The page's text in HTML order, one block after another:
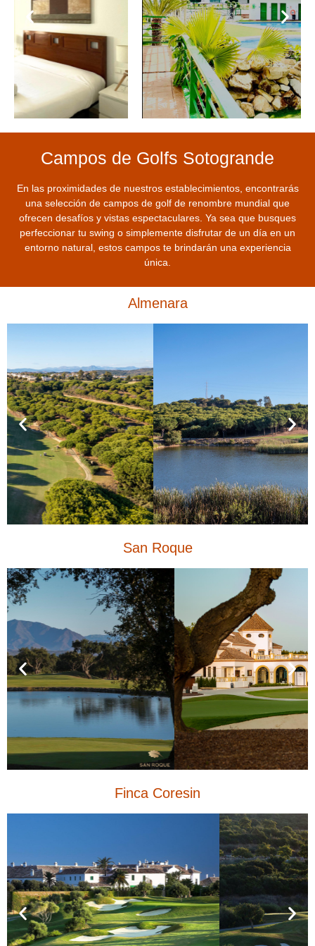
Campos de Golfs Sotogrande
En las proximidades de nuestros establecimientos, encontrarás
una selección de campos de golf de renombre mundial que
ofrecen desafíos y vistas espectaculares. Ya sea que busques
perfeccionar tu swing o simplemente disfrutar de un día en un
entorno natural, estos campos te brindarán una experiencia
única.​
Almenara
San Roque
Finca Coresin